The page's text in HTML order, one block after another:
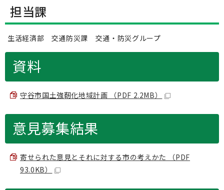
担当課
生活経済部 交通防災課 交通・防災グループ
資料
守谷市国土強靭化地域計画 （PDF 2.2MB）
意見募集結果
寄せられた意見とそれに対する市の考えかた （PDF
93.0KB）